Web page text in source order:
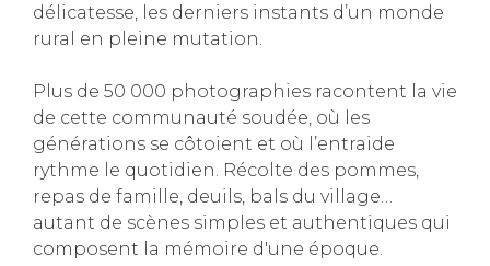
délicatesse, les derniers instants d’un monde
rural en pleine mutation.
Plus de 50 000 photographies racontent la vie
de cette communauté soudée, où les
générations se côtoient et où l’entraide
rythme le quotidien. Récolte des pommes,
repas de famille, deuils, bals du village…
autant de scènes simples et authentiques qui
composent la mémoire d'une époque.